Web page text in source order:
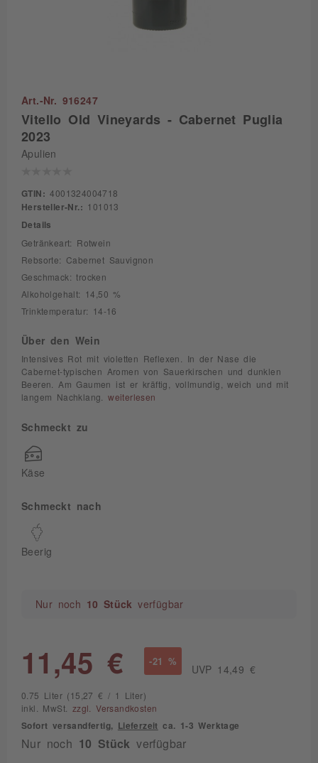
Art.-Nr. 916247
Vitello Old Vineyards - Cabernet Puglia
2023
Apulien
GTIN: 4001324004718
Hersteller-Nr.: 101013
Details
Getränkeart: Rotwein
Rebsorte: Cabernet Sauvignon
Geschmack: trocken
Alkoholgehalt: 14,50 %
Trinktemperatur: 14-16
Über den Wein
Intensives Rot mit violetten Reflexen. In der Nase die
Cabernet-typischen Aromen von Sauerkirschen und dunklen
Beeren. Am Gaumen ist er kräftig, vollmundig, weich und mit
langem Nachklang.weiterlesen
Schmeckt zu
Käse
Schmeckt nach
Beerig
Nur noch 10 Stück verfügbar
11,45 € -21 %
UVP 14,49 €
0.75 Liter (15,27 € / 1 Liter)
inkl. MwSt. zzgl. Versandkosten
Sofort versandfertig, Lieferzeit ca. 1-3 Werktage
Nur noch 10 Stück verfügbar